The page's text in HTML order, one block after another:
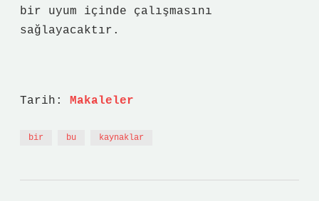
bir uyum içinde çalışmasını
sağlayacaktır.
Tarih: Makaleler
bir bu kaynaklar